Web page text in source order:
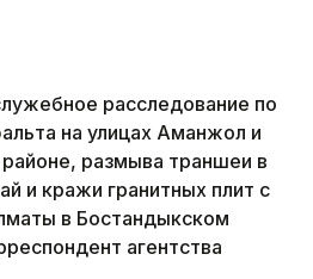
расследование по
на улицах Аманжол и
размыва траншеи в
и кражи гранитных плит с
в Бостандыкском
агентства